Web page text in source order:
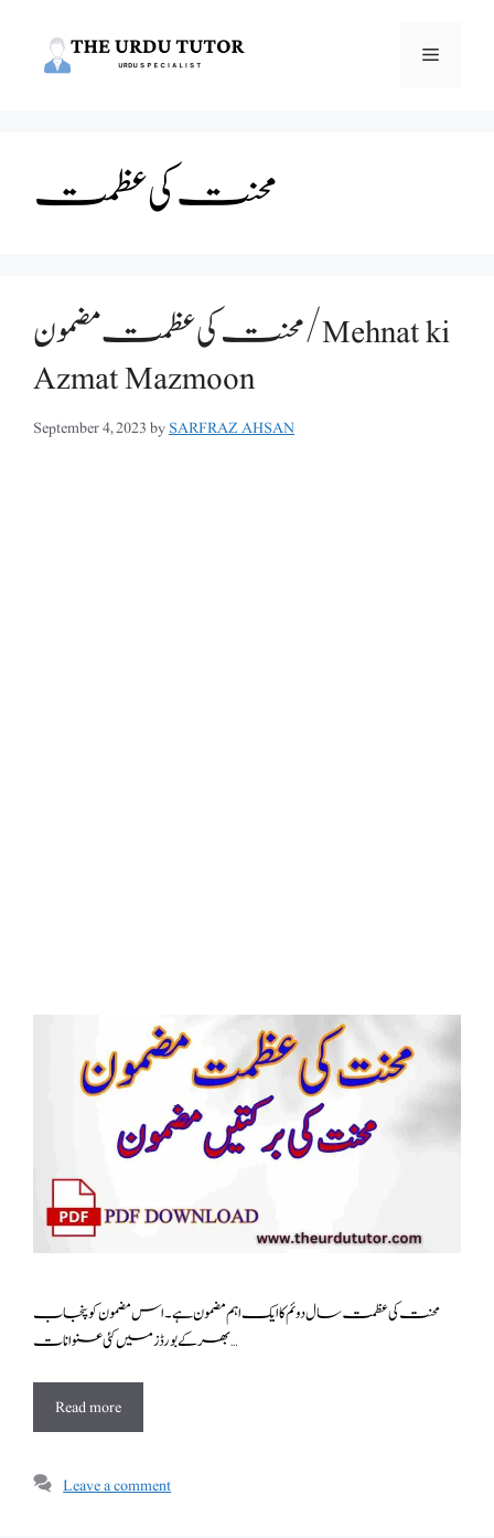
Menu
محنت کی عظمت
محنت کی عظمت مضمون /Mehnat ki
Azmat Mazmoon
September 4, 2023bySARFRAZ AHSAN
محنت کی عظمت سال دوئم کا ایک اہم مضمون ہے ۔اس مضمون کو پنجاب
بھر کے بورڈز میں کئی عنوانات …
Read more
Leave a comment